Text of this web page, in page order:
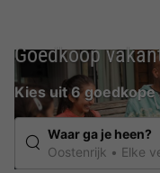
Goedkoop
Kies uit 6
Waar ga je heen?
Oostenrijk
Elke